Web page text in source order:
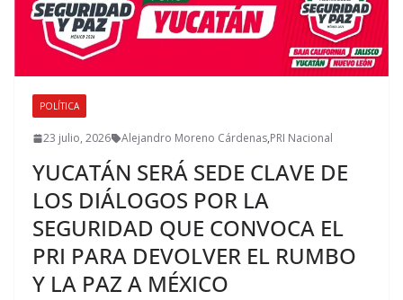
POLÍTICA
23 julio, 2026 Alejandro Moreno Cárdenas,PRI Nacional
YUCATÁN SERÁ SEDE CLAVE DE
LOS DIÁLOGOS POR LA
SEGURIDAD QUE CONVOCA EL
PRI PARA DEVOLVER EL RUMBO
Y LA PAZ A MÉXICO